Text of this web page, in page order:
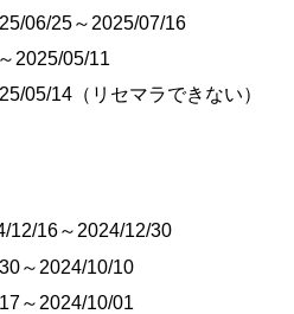
06/25～2025/07/16
2025/05/11
05/14（リセマラできない）
12/16～2024/12/30
～2024/10/10
～2024/10/01